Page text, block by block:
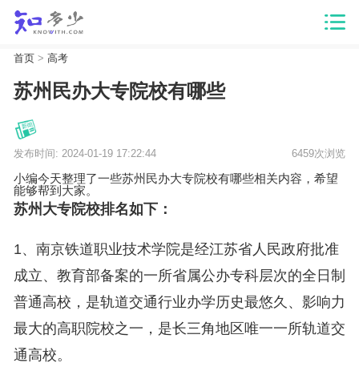
首页> 高考
苏州民办大专院校有哪些
发布时间: 2024-01-19 17:22:44 6459次浏览
小编今天整理了一些苏州民办大专院校有哪些相关内容，希望
能够帮到大家。
苏州大专院校排名如下：
1、南京铁道职业技术学院是经江苏省人民政府批准
成立、教育部备案的一所省属公办专科层次的全日制
普通高校，是轨道交通行业办学历史最悠久、影响力
最大的高职院校之一，是长三角地区唯一一所轨道交
通高校。